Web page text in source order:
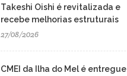
Takeshi Oishi é revitalizada e
recebe melhorias estruturais
27/08/2026
CMEI da Ilha do Mel é entregue